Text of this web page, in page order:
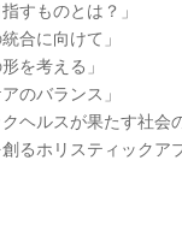
すものとは？」
合に向けて」
を考える」
のバランス」
ヘルスが果たす社会
るホリスティックア